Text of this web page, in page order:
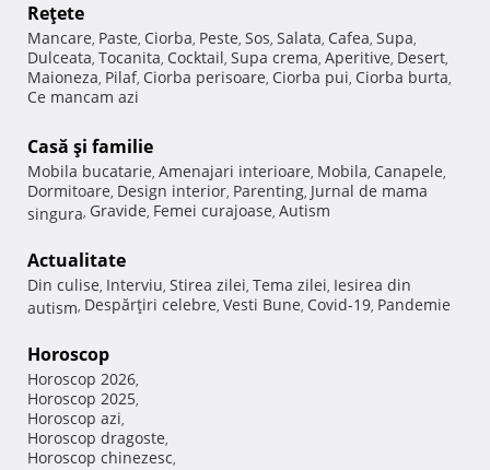
Reţete
Mancare, Paste, Ciorba, Peste, Sos, Salata, Cafea, Supa,
Dulceata, Tocanita, Cocktail, Supa crema, Aperitive, Desert,
Maioneza, Pilaf, Ciorba perisoare, Ciorba pui, Ciorba burta,
Ce mancam azi
Casă şi familie
Mobila bucatarie, Amenajari interioare, Mobila, Canapele,
Dormitoare, Design interior, Parenting, Jurnal de mama
singura, Gravide, Femei curajoase, Autism
Actualitate
Din culise, Interviu, Stirea zilei, Tema zilei, Iesirea din
autism, Despărţiri celebre, Vesti Bune, Covid-19, Pandemie
Horoscop
Horoscop 2026,
Horoscop 2025,
Horoscop azi,
Horoscop dragoste,
Horoscop chinezesc,